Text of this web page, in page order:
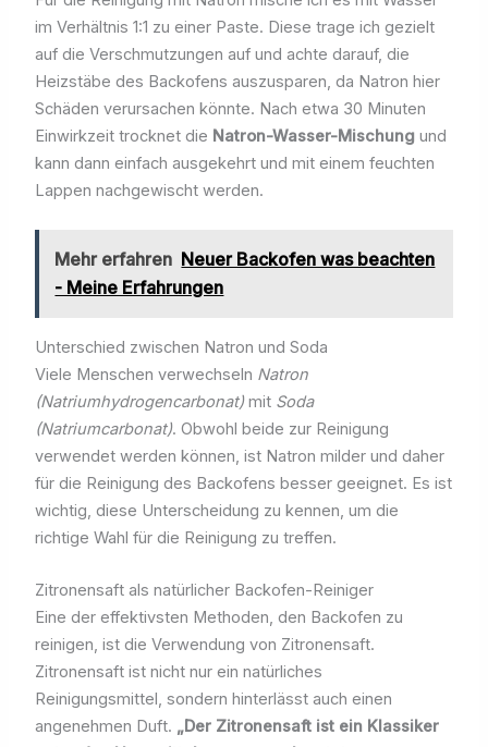
im Verhältnis 1:1 zu einer Paste. Diese trage ich gezielt
auf die Verschmutzungen auf und achte darauf, die
Heizstäbe des Backofens auszusparen, da Natron hier
Schäden verursachen könnte. Nach etwa 30 Minuten
Einwirkzeit trocknet die Natron-Wasser-Mischungund
kann dann einfach ausgekehrt und mit einem feuchten
Lappen nachgewischt werden.
Mehr erfahren Neuer Backofen was beachten
- Meine Erfahrungen
Unterschied zwischen Natron und Soda
Viele Menschen verwechseln Natron
(Natriumhydrogencarbonat)mit Soda
(Natriumcarbonat). Obwohl beide zur Reinigung
verwendet werden können, ist Natron milder und daher
für die Reinigung des Backofens besser geeignet. Es ist
wichtig, diese Unterscheidung zu kennen, um die
richtige Wahl für die Reinigung zu treffen.
Zitronensaft als natürlicher Backofen-Reiniger
Eine der effektivsten Methoden, den Backofen zu
reinigen, ist die Verwendung von Zitronensaft.
Zitronensaft ist nicht nur ein natürliches
Reinigungsmittel, sondern hinterlässt auch einen
angenehmen Duft. „Der Zitronensaft ist ein Klassiker